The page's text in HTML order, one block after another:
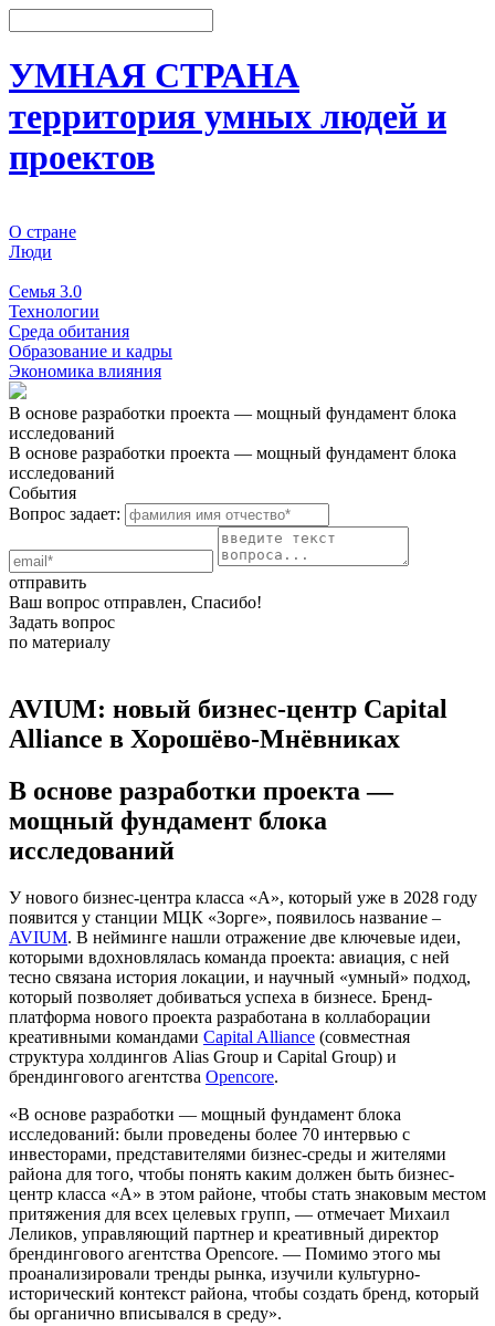
УМНАЯ СТРАНА
территория умных людей и
проектов
О стране
Люди
Семья 3.0
Технологии
Среда обитания
Образование и кадры
Экономика влияния
В основе разработки проекта — мощный фундамент блока
исследований
В основе разработки проекта — мощный фундамент блока
исследований
События
Вопрос задает:
отправить
Ваш вопрос отправлен, Спасибо!
Задать вопрос
по материалу
AVIUM: новый бизнес-центр Capital
Alliance в Хорошёво-Мнёвниках
В основе разработки проекта —
мощный фундамент блока
исследований
У нового бизнес-центра класса «А», который уже в 2028 году
появится у станции МЦК «Зорге», появилось название –
AVIUM. В нейминге нашли отражение две ключевые идеи,
которыми вдохновлялась команда проекта: авиация, с ней
тесно связана история локации, и научный «умный» подход,
который позволяет добиваться успеха в бизнесе. Бренд-
платформа нового проекта разработана в коллаборации
креативными командами Capital Alliance (совместная
структура холдингов Alias Group и Capital Group) и
брендингового агентства Opencore.
«В основе разработки — мощный фундамент блока
исследований: были проведены более 70 интервью с
инвесторами, представителями бизнес-среды и жителями
района для того, чтобы понять каким должен быть бизнес-
центр класса «А» в этом районе, чтобы стать знаковым местом
притяжения для всех целевых групп, — отмечает Михаил
Леликов, управляющий партнер и креативный директор
брендингового агентства Opencore. — Помимо этого мы
проанализировали тренды рынка, изучили культурно-
исторический контекст района, чтобы создать бренд, который
бы органично вписывался в среду».